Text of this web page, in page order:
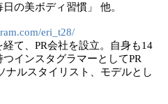
の美ボディ習慣」 他。
eri_t28/
て、PR会社を設立。自身も14
インスタグラマーとしてPR
ナルスタイリスト、モデルとし